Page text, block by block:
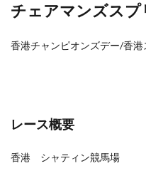
チェアマンズス
香港チャンピオンズデー/香
レース概要
香港 シャティン競馬場